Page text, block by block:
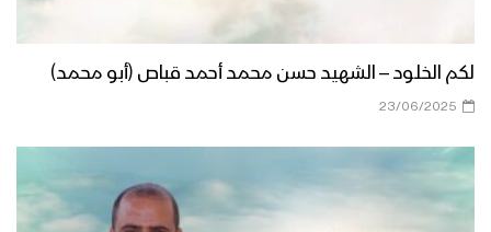
لكم الخلود – الشهيد حسن محمد أحمد قباص (أبو محمد)
23/06/2025